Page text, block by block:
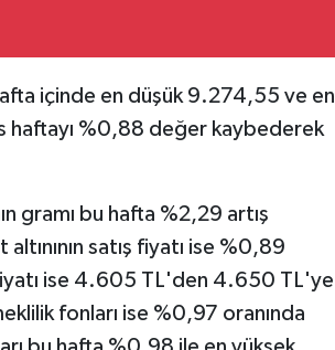
içinde en düşük 9.274,55 ve en
haftayı %0,88 değer kaybederek
gramı bu hafta %2,29 artış
satış fiyatı ise %0,89
ise 4.605 TL'den 4.650 TL'ye
fonları ise %0,97 oranında